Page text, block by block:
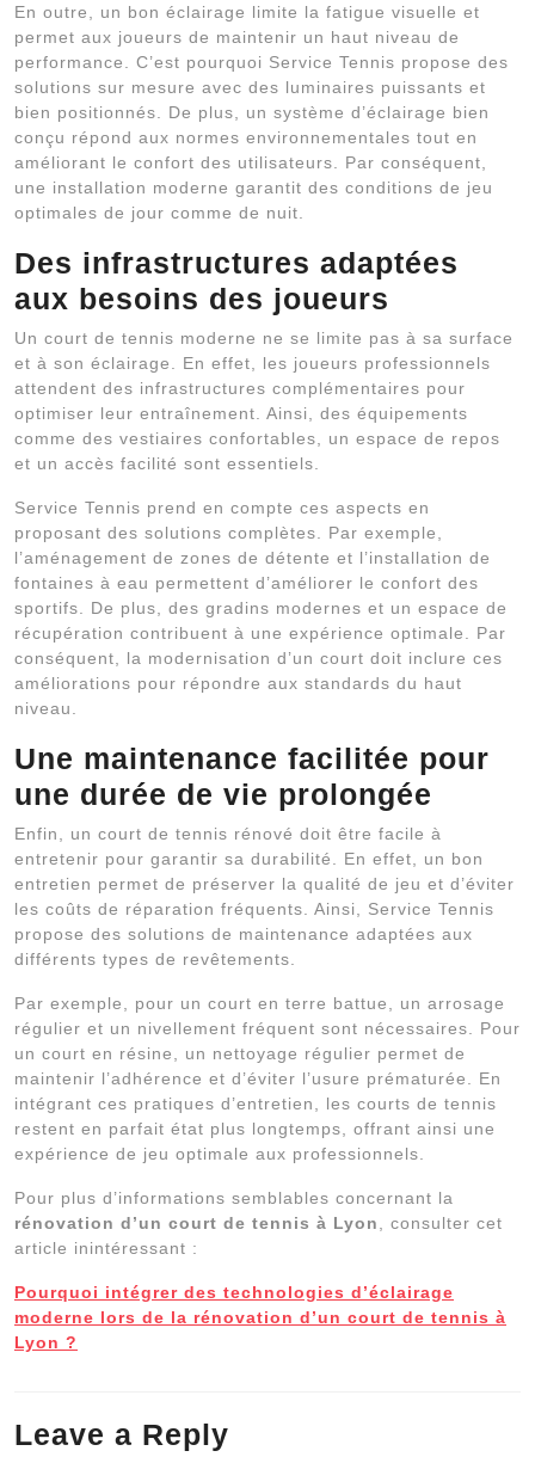
En outre, un bon éclairage limite la fatigue visuelle et
permet aux joueurs de maintenir un haut niveau de
performance. C’est pourquoi Service Tennis propose des
solutions sur mesure avec des luminaires puissants et
bien positionnés. De plus, un système d’éclairage bien
conçu répond aux normes environnementales tout en
améliorant le confort des utilisateurs. Par conséquent,
une installation moderne garantit des conditions de jeu
optimales de jour comme de nuit.
Des infrastructures adaptées
aux besoins des joueurs
Un court de tennis moderne ne se limite pas à sa surface
et à son éclairage. En effet, les joueurs professionnels
attendent des infrastructures complémentaires pour
optimiser leur entraînement. Ainsi, des équipements
comme des vestiaires confortables, un espace de repos
et un accès facilité sont essentiels.
Service Tennis prend en compte ces aspects en
proposant des solutions complètes. Par exemple,
l’aménagement de zones de détente et l’installation de
fontaines à eau permettent d’améliorer le confort des
sportifs. De plus, des gradins modernes et un espace de
récupération contribuent à une expérience optimale. Par
conséquent, la modernisation d’un court doit inclure ces
améliorations pour répondre aux standards du haut
niveau.
Une maintenance facilitée pour
une durée de vie prolongée
Enfin, un court de tennis rénové doit être facile à
entretenir pour garantir sa durabilité. En effet, un bon
entretien permet de préserver la qualité de jeu et d’éviter
les coûts de réparation fréquents. Ainsi, Service Tennis
propose des solutions de maintenance adaptées aux
différents types de revêtements.
Par exemple, pour un court en terre battue, un arrosage
régulier et un nivellement fréquent sont nécessaires. Pour
un court en résine, un nettoyage régulier permet de
maintenir l’adhérence et d’éviter l’usure prématurée. En
intégrant ces pratiques d’entretien, les courts de tennis
restent en parfait état plus longtemps, offrant ainsi une
expérience de jeu optimale aux professionnels.
Pour plus d’informations semblables concernant la
rénovation d’un court de tennis à Lyon
, consulter cet
article inintéressant :
Pourquoi intégrer des technologies d’éclairage
moderne lors de la rénovation d’un court de tennis à
Lyon ?
Leave a Reply